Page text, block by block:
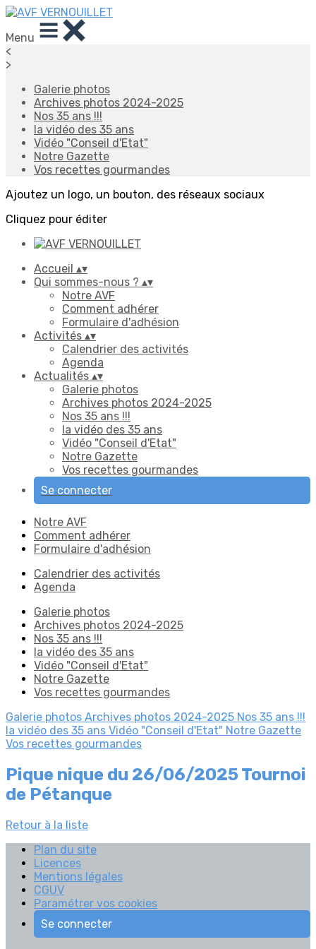
Menu
<
>
Galerie photos
Archives photos 2024-2025
Nos 35 ans !!!
la vidéo des 35 ans
Vidéo "Conseil d'Etat"
Notre Gazette
Vos recettes gourmandes
Ajoutez un logo, un bouton, des réseaux sociaux
Cliquez pour éditer
Accueil ▴▾
Qui sommes-nous ? ▴▾
Notre AVF
Comment adhérer
Formulaire d'adhésion
Activités ▴▾
Calendrier des activités
Agenda
Actualités ▴▾
Galerie photos
Archives photos 2024-2025
Nos 35 ans !!!
la vidéo des 35 ans
Vidéo "Conseil d'Etat"
Notre Gazette
Vos recettes gourmandes
Se connecter
Notre AVF
Comment adhérer
Formulaire d'adhésion
Calendrier des activités
Agenda
Galerie photos
Archives photos 2024-2025
Nos 35 ans !!!
la vidéo des 35 ans
Vidéo "Conseil d'Etat"
Notre Gazette
Vos recettes gourmandes
Galerie photos Archives photos 2024-2025 Nos 35 ans !!!
la vidéo des 35 ans Vidéo "Conseil d'Etat" Notre Gazette
Vos recettes gourmandes
Pique nique du 26/06/2025 Tournoi
de Pétanque
Retour à la liste
Plan du site
Licences
Mentions légales
CGUV
Paramétrer vos cookies
Se connecter